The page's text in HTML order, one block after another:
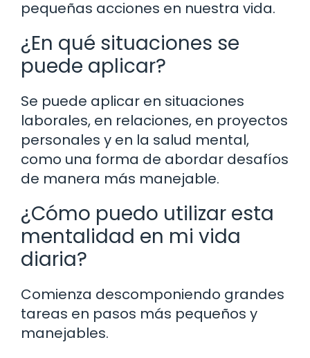
pequeñas acciones en nuestra vida.
¿En qué situaciones se
puede aplicar?
Se puede aplicar en situaciones
laborales, en relaciones, en proyectos
personales y en la salud mental,
como una forma de abordar desafíos
de manera más manejable.
¿Cómo puedo utilizar esta
mentalidad en mi vida
diaria?
Comienza descomponiendo grandes
tareas en pasos más pequeños y
manejables.